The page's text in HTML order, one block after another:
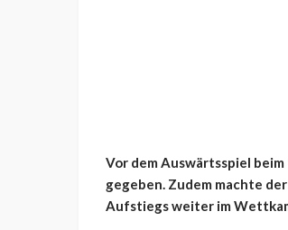
Vor dem Auswärtsspiel
gegeben. Zudem machte
Aufstiegs weiter im